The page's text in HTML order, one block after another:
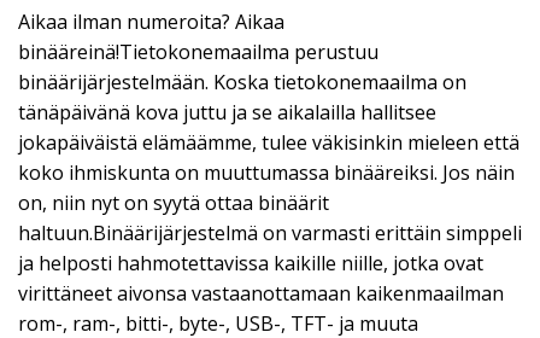
Aikaa ilman numeroita? Aikaa
binääreinä!Tietokonemaailma perustuu
binäärijärjestelmään. Koska tietokonemaailma on
tänäpäivänä kova juttu ja se aikalailla hallitsee
jokapäiväistä elämäämme, tulee väkisinkin mieleen että
koko ihmiskunta on muuttumassa binääreiksi. Jos näin
on, niin nyt on syytä ottaa binäärit
haltuun.Binäärijärjestelmä on varmasti erittäin simppeli
ja helposti hahmotettavissa kaikille niille, jotka ovat
virittäneet aivonsa vastaanottamaan kaikenmaailman
rom-, ram-, bitti-, byte-, USB-, TFT- ja muuta